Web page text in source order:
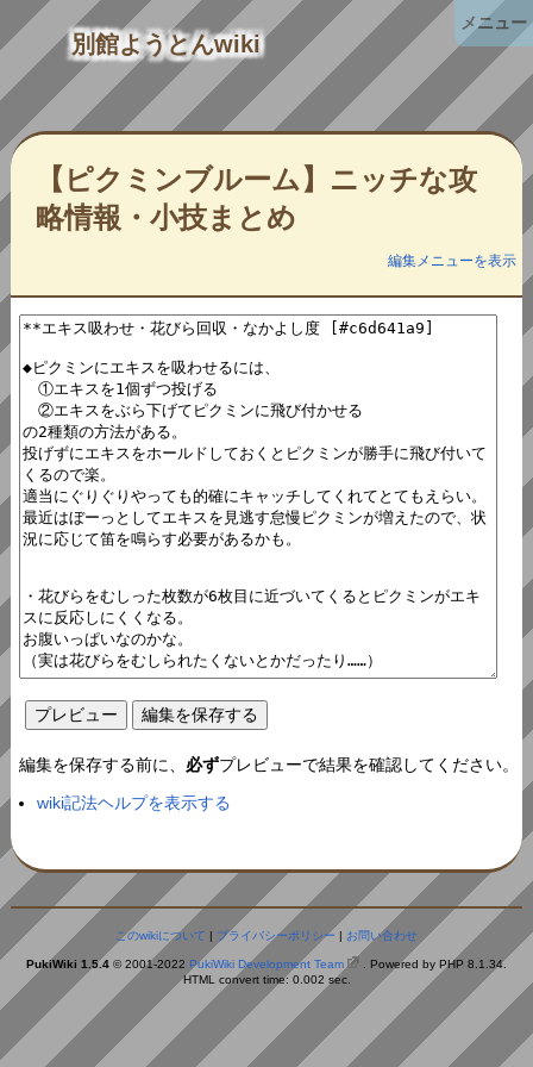
別館ようとんwiki
【ピクミンブルーム】ニッチな攻
略情報・小技まとめ
編集メニューを表示
編集を保存する前に、 必ずプレビューで結果を確認してください。
wiki記法ヘルプを表示する
このwikiについて | プライバシーポリシー | お問い合わせ
PukiWiki 1.5.4 © 2001-2022 PukiWiki Development Team
. Powered by PHP 8.1.34.
HTML convert time: 0.002 sec.
メニュー